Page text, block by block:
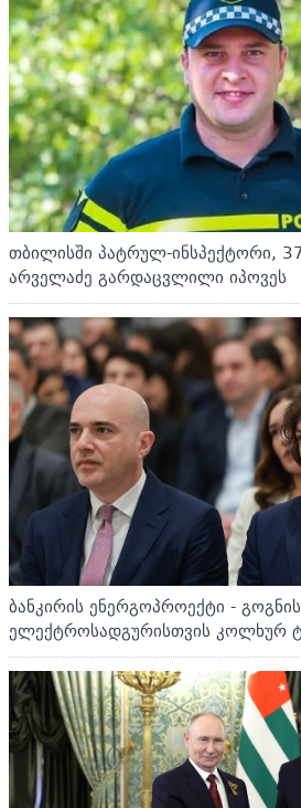
თბილისში პატრულ-ინსპექტორი,
არველაძე გარდაცვლილი იპოვეს
ბანკირის ენერგოპროექტი -
ელექტროსადგურისთვის კოლხურ